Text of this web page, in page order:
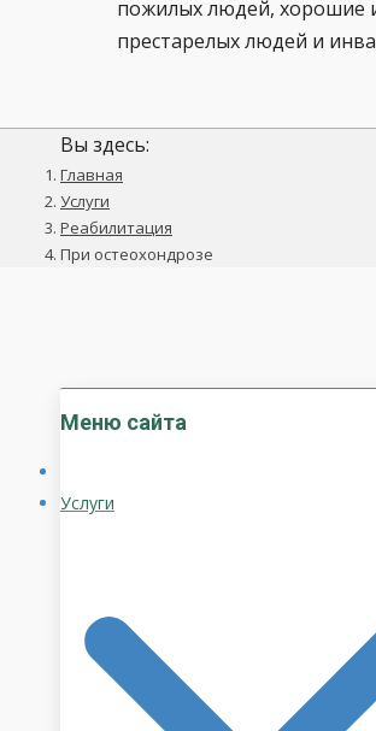
пожилых людей, хорошие
престарелых людей и
Вы здесь:
Главная
Услуги
Реабилитация
При остеохондрозе
Меню сайта
Услуги